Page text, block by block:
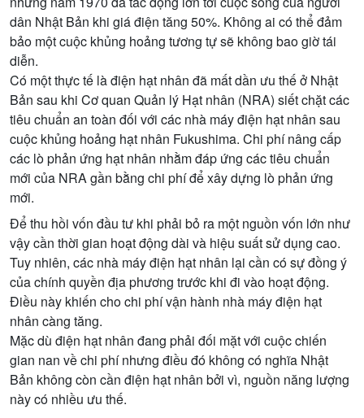
dân Nhật Bản khi giá điện tăng 50%. Không ai có thể đảm
bảo một cuộc khủng hoảng tương tự sẽ không bao giờ tái
diễn.
Có một thực tế là điện hạt nhân đã mất dần ưu thế ở Nhật
Bản sau khi Cơ quan Quản lý Hạt nhân (NRA) siết chặt các
tiêu chuẩn an toàn đối với các nhà máy điện hạt nhân sau
cuộc khủng hoảng hạt nhân Fukushima. Chi phí nâng cấp
các lò phản ứng hạt nhân nhằm đáp ứng các tiêu chuẩn
mới của NRA gần bằng chi phí để xây dựng lò phản ứng
mới.
Để thu hồi vốn đầu tư khi phải bỏ ra một nguồn vốn lớn như
vậy cần thời gian hoạt động dài và hiệu suất sử dụng cao.
Tuy nhiên, các nhà máy điện hạt nhân lại cần có sự đồng ý
của chính quyền địa phương trước khi đi vào hoạt động.
Điều này khiến cho chi phí vận hành nhà máy điện hạt
nhân càng tăng.
Mặc dù điện hạt nhân đang phải đối mặt với cuộc chiến
gian nan về chi phí nhưng điều đó không có nghĩa Nhật
Bản không còn cần điện hạt nhân bởi vì, nguồn năng lượng
này có nhiều ưu thế.